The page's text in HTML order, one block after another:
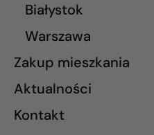
Białystok
Warszawa
Zakup mieszkania
Aktualności
Kontakt